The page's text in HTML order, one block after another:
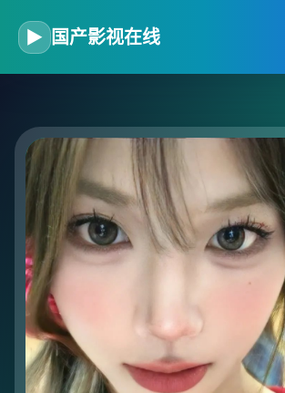
▶ 国产影视在线